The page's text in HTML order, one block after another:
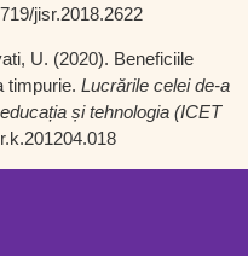
jisr.2018.2622
U. (2020). Beneficiile
timpurie. Lucrările celei de-a
și tehnologia (ICET